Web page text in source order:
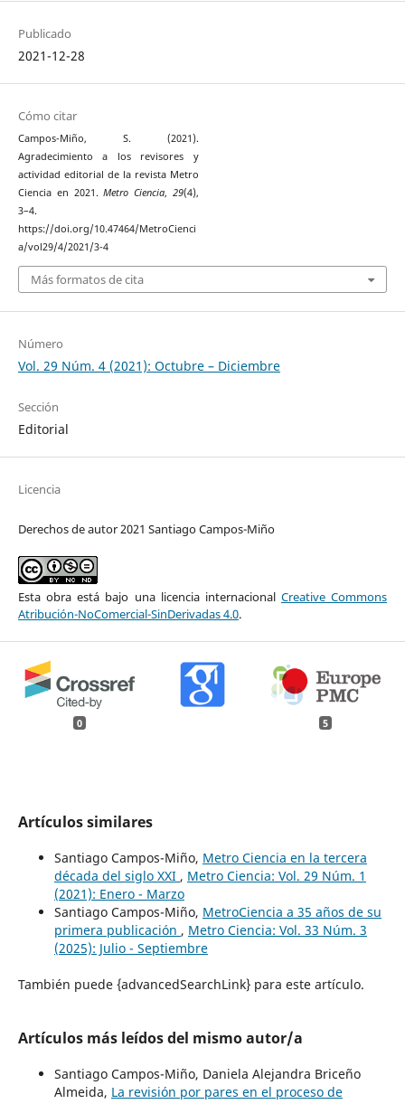
Publicado
2021-12-28
Cómo citar
Campos-Miño, S. (2021).
Agradecimiento a los revisores y
actividad editorial de la revista Metro
Ciencia en 2021.Metro Ciencia, 29(4),
3–4.
https://doi.org/10.47464/MetroCienci
a/vol29/4/2021/3-4
Más formatos de cita
Número
Vol. 29 Núm. 4 (2021): Octubre – Diciembre
Sección
Editorial
Licencia
Derechos de autor 2021 Santiago Campos-Miño
Esta obra está bajo una licencia internacional Creative Commons
Atribución-NoComercial-SinDerivadas 4.0.
0 5
Artículos similares
Santiago Campos-Miño, Metro Ciencia en la tercera
década del siglo XXI , Metro Ciencia: Vol. 29 Núm. 1
(2021): Enero - Marzo
Santiago Campos-Miño, MetroCiencia a 35 años de su
primera publicación , Metro Ciencia: Vol. 33 Núm. 3
(2025): Julio - Septiembre
También puede {advancedSearchLink} para este artículo.
Artículos más leídos del mismo autor/a
Santiago Campos-Miño, Daniela Alejandra Briceño
Almeida, La revisión por pares en el proceso de